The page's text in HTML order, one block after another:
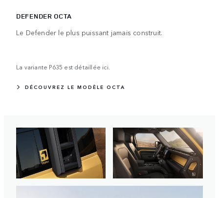
DEFENDER OCTA
Le Defender le plus puissant jamais construit.
La variante P635 est détaillée ici.
DÉCOUVREZ LE MODÈLE OCTA